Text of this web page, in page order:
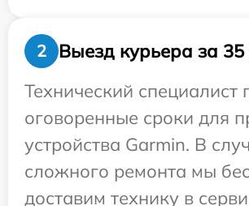
2
Выезд курьера за 35
Технический специалист
оговоренные сроки для
устройства Garmin. В
сложного ремонта мы
доставим технику в